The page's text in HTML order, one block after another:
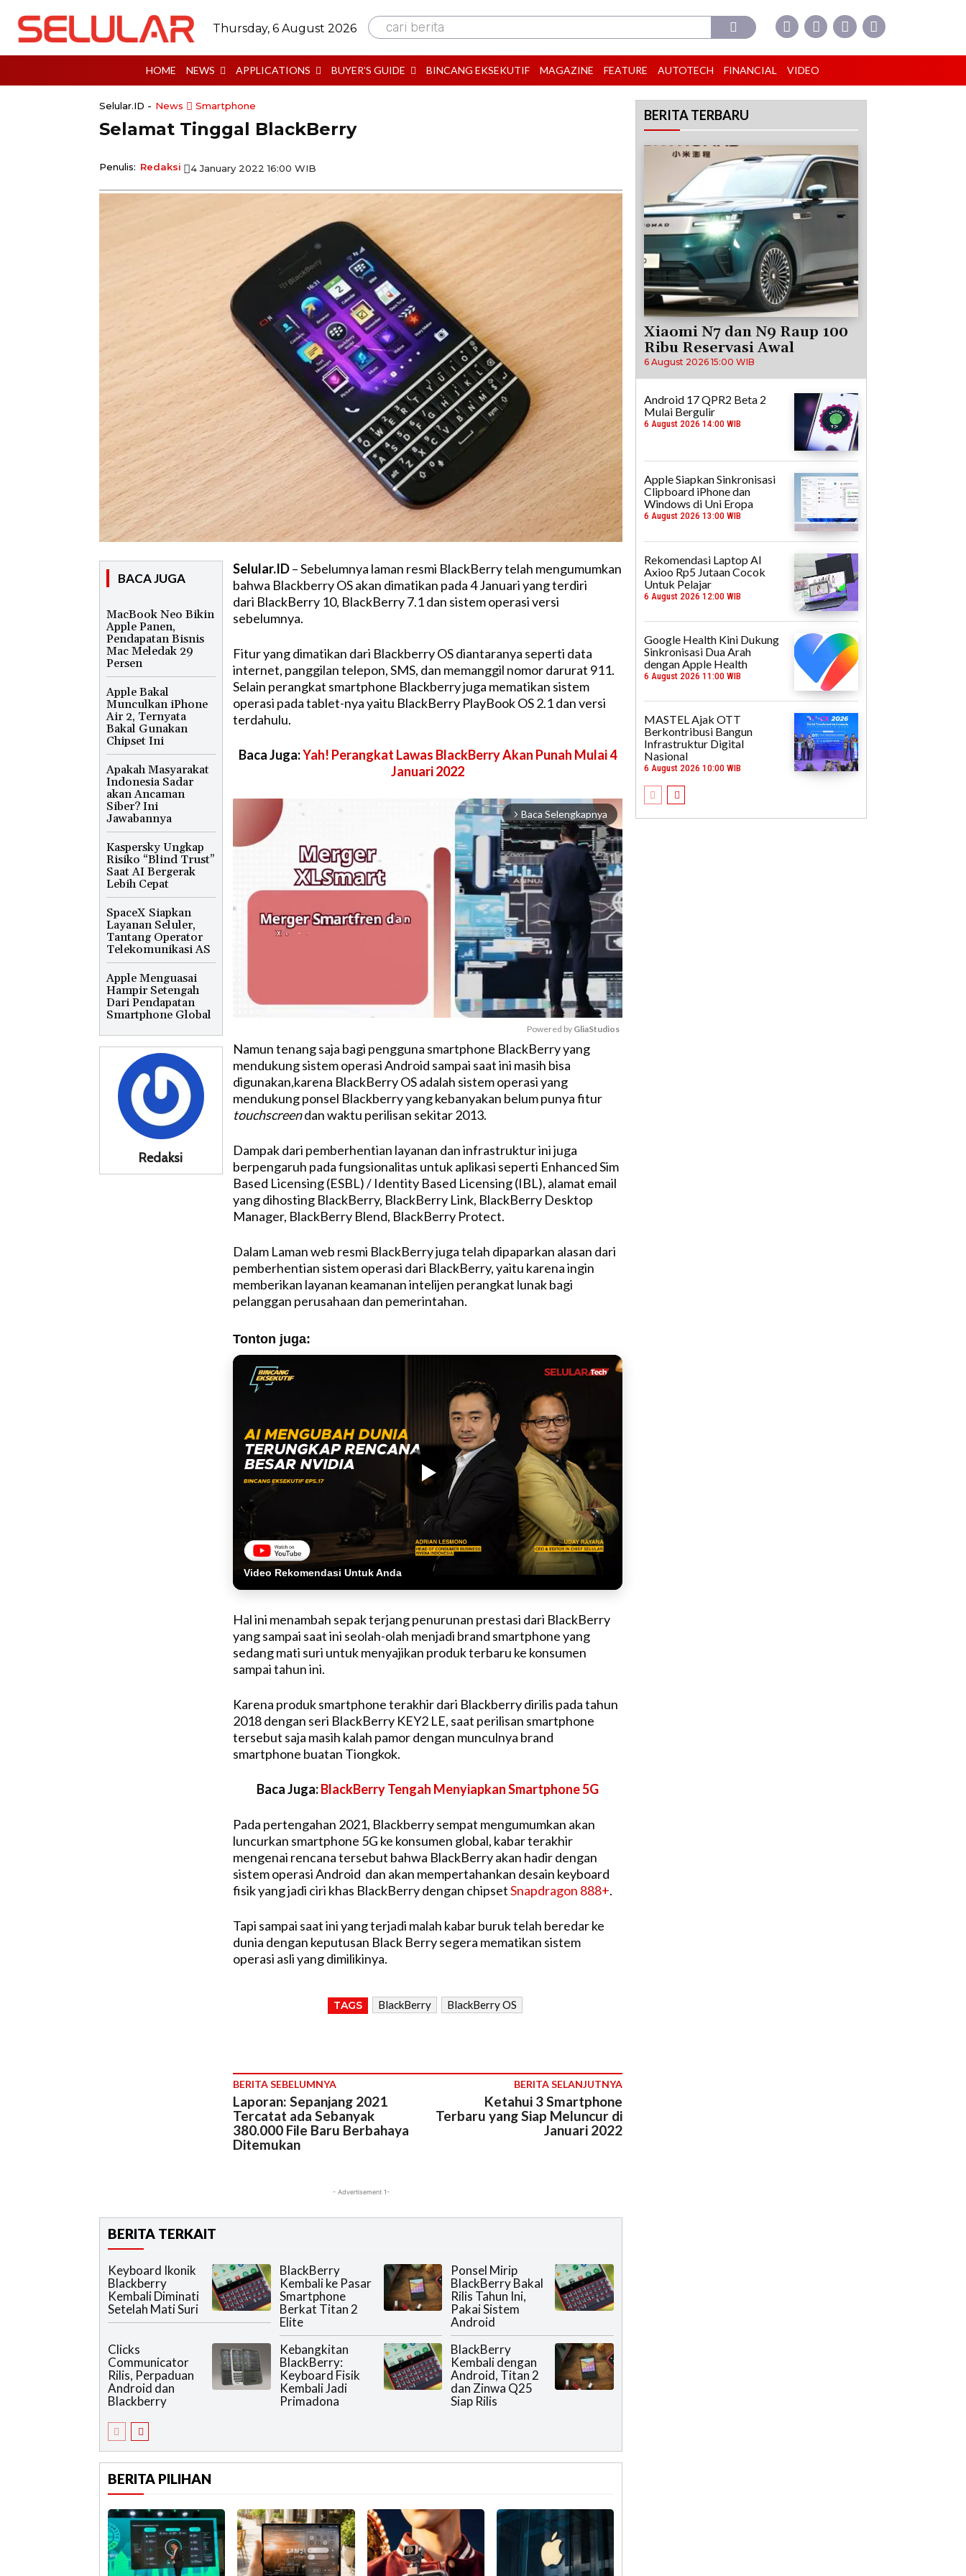
Thursday, 6 August 2026 cari berita
HOME NEWS APPLICATIONS BUYER’S GUIDE BINCANG EKSEKUTIF MAGAZINE FEATURE AUTOTECH FINANCIAL VIDEO
Selular.ID - News Smartphone
Selamat Tinggal BlackBerry
Penulis: Redaksi 4 January 2022 16:00 WIB
BACA JUGA
MacBook Neo Bikin
Apple Panen,
Pendapatan Bisnis
Mac Meledak 29
Persen
Apple Bakal
Munculkan iPhone
Air 2, Ternyata
Bakal Gunakan
Chipset Ini
Apakah Masyarakat
Indonesia Sadar
akan Ancaman
Siber? Ini
Jawabannya
Kaspersky Ungkap
Risiko “Blind Trust”
Saat AI Bergerak
Lebih Cepat
SpaceX Siapkan
Layanan Seluler,
Tantang Operator
Telekomunikasi AS
Apple Menguasai
Hampir Setengah
Dari Pendapatan
Smartphone Global
Redaksi
Selular.ID– Sebelumnya laman resmi BlackBerry telah mengumumkan
bahwa Blackberry OS akan dimatikan pada 4 Januari yang terdiri
dari BlackBerry 10, BlackBerry 7.1 dan sistem operasi versi
sebelumnya.
Fitur yang dimatikan dari Blackberry OS diantaranya seperti data
internet, panggilan telepon, SMS, dan memanggil nomor darurat 911.
Selain perangkat smartphone Blackberry juga mematikan sistem
operasi pada tablet-nya yaitu BlackBerry PlayBook OS 2.1 dan versi
terdahulu.
Baca Juga:Yah! Perangkat Lawas BlackBerry Akan Punah Mulai 4
Januari 2022
arrow_forward_ios Baca Selengkapnya
M
u
Powered by GliaStudios
Namun tenang saja bagi pengguna smartphone BlackBerry yang
mendukung sistem operasi Android sampai saat ini masih bisa
digunakan,karena BlackBerry OS adalah sistem operasi yang
mendukung ponsel Blackberry yang kebanyakan belum punya fitur
touchscreendan waktu perilisan sekitar 2013.
Dampak dari pemberhentian layanan dan infrastruktur ini juga
berpengaruh pada fungsionalitas untuk aplikasi seperti Enhanced Sim
Based Licensing (ESBL) / Identity Based Licensing (IBL), alamat email
yang dihosting BlackBerry, BlackBerry Link, BlackBerry Desktop
Manager, BlackBerry Blend, BlackBerry Protect.
Dalam Laman web resmi BlackBerry juga telah dipaparkan alasan dari
pemberhentian sistem operasi dari BlackBerry, yaitu karena ingin
memberikan layanan keamanan intelijen perangkat lunak bagi
pelanggan perusahaan dan pemerintahan.
Tonton juga:
Video Rekomendasi Untuk Anda
Hal ini menambah sepak terjang penurunan prestasi dari BlackBerry
yang sampai saat ini seolah-olah menjadi brand smartphone yang
sedang mati suri untuk menyajikan produk terbaru ke konsumen
sampai tahun ini.
Karena produk smartphone terakhir dari Blackberry dirilis pada tahun
2018 dengan seri BlackBerry KEY2 LE, saat perilisan smartphone
tersebut saja masih kalah pamor dengan munculnya brand
smartphone buatan Tiongkok.
Baca Juga:BlackBerry Tengah Menyiapkan Smartphone 5G
Pada pertengahan 2021, Blackberry sempat mengumumkan akan
luncurkan smartphone 5G ke konsumen global, kabar terakhir
mengenai rencana tersebut bahwa BlackBerry akan hadir dengan
sistem operasi Android dan akan mempertahankan desain keyboard
fisik yang jadi ciri khas BlackBerry dengan chipsetSnapdragon 888+.
Tapi sampai saat ini yang terjadi malah kabar buruk telah beredar ke
dunia dengan keputusan Black Berry segera mematikan sistem
operasi asli yang dimilikinya.
TAGS BlackBerry BlackBerry OS
BERITA SEBELUMNYA
Laporan: Sepanjang 2021
Tercatat ada Sebanyak
380.000 File Baru Berbahaya
Ditemukan
BERITA SELANJUTNYA
Ketahui 3 Smartphone
Terbaru yang Siap Meluncur di
Januari 2022
- Advertisement 1-
BERITA TERKAIT
Keyboard Ikonik
Blackberry
Kembali Diminati
Setelah Mati Suri
BlackBerry
Kembali ke Pasar
Smartphone
Berkat Titan 2
Elite
Ponsel Mirip
BlackBerry Bakal
Rilis Tahun Ini,
Pakai Sistem
Android
Clicks
Communicator
Rilis, Perpaduan
Android dan
Blackberry
Kebangkitan
BlackBerry:
Keyboard Fisik
Kembali Jadi
Primadona
BlackBerry
Kembali dengan
Android, Titan 2
dan Zinwa Q25
Siap Rilis
BERITA PILIHAN
BERITA TERBARU
Xiaomi N7 dan N9 Raup 100
Ribu Reservasi Awal
6 August 2026 15:00 WIB
Android 17 QPR2 Beta 2
Mulai Bergulir
6 August 2026 14:00 WIB
Apple Siapkan Sinkronisasi
Clipboard iPhone dan
Windows di Uni Eropa
6 August 2026 13:00 WIB
Rekomendasi Laptop AI
Axioo Rp5 Jutaan Cocok
Untuk Pelajar
6 August 2026 12:00 WIB
Google Health Kini Dukung
Sinkronisasi Dua Arah
dengan Apple Health
6 August 2026 11:00 WIB
MASTEL Ajak OTT
Berkontribusi Bangun
Infrastruktur Digital
Nasional
6 August 2026 10:00 WIB